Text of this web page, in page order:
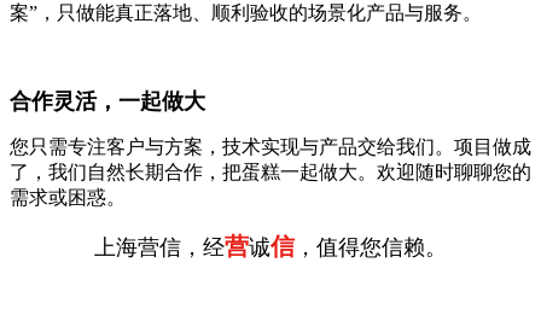
案”，只做能真正落地、顺利验收的场景化产品与服务。
合作灵活，一起做大
您只需专注客户与方案，技术实现与产品交给我们。项目做成
了，我们自然长期合作，把蛋糕一起做大。欢迎随时聊聊您的
需求或困惑。
上海营信，经营诚信，值得您信赖。